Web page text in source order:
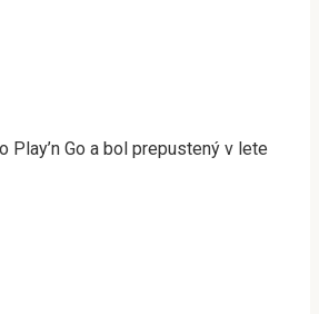
Play’n Go a bol prepustený v lete